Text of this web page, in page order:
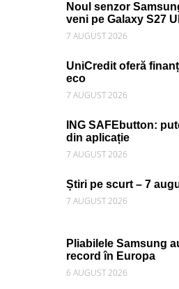
Noul senzor
veni pe Galaxy S27
7 AUGUST 2026
UniCredit oferă
eco
7 AUGUST 2026
ING SAFEbutton:
din aplicație
7 AUGUST 2026
Știri pe scurt – 7
7 AUGUST 2026
Pliabilele Samsung
record în Europa
6 AUGUST 2026